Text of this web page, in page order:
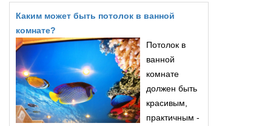
Каким может быть потолок в ванной
комнате?
Потолок в
ванной
комнате
должен быть
красивым,
практичным -